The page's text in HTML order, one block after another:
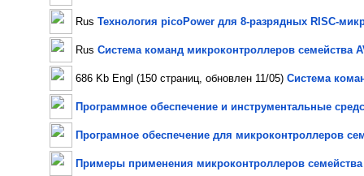
Rus Технология picoPower для 8-разрядных RISC-
Rus Система команд микроконтроллеров семейства
686 Kb Engl (150 страниц, обновлен 11/05) Система
Программное обеспечение и инструментальные
Програмное обеспечение для микроконтроллеров
Примеры применения микроконтроллеров семейства